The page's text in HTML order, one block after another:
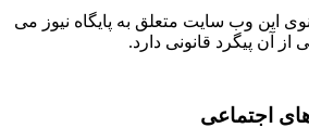
سایت متعلق به پایگاه نیوز می
قانونی دارد.